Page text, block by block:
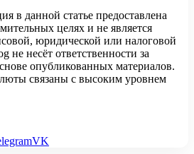
проверить доходность в
с вашим реальным тарифом.
в данной статье предоставлена
целях и не является
юридической или налоговой
не несёт ответственности за
опубликованных материалов.
связаны с высоким уровнем
VK